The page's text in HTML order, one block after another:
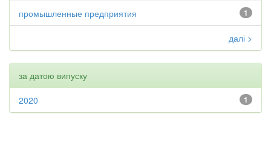
1
промышленные предприятия
далі >
за датою випуску
1
2020